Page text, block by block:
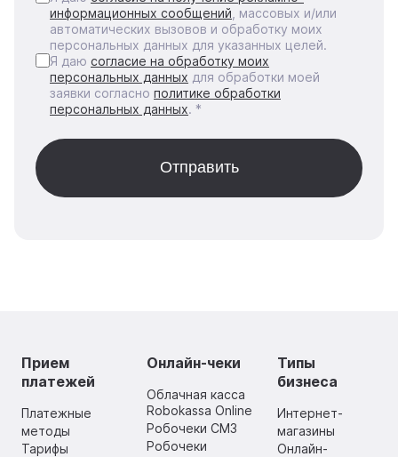
информационных сообщений , массовых и/или
автоматических вызовов и обработку моих
персональных данных для указанных целей.
Я даю согласие на обработку моих
персональных данных для обработки моей
заявки согласно политике обработки
персональных данных. *
Прием
платежей
Платежные
методы
Тарифы
Онлайн-чеки
Облачная касса
Robokassa Online
Робочеки СМЗ
Робочеки
Типы
бизнеса
Интернет-
магазины
Онлайн-